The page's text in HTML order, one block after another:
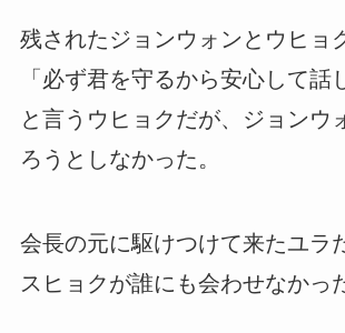
残されたジョンウォンとウヒョ
「必ず君を守るから安心して話
と言うウヒョクだが、ジョンウ
ろうとしなかった。
会長の元に駆けつけて来たユラ
スヒョクが誰にも会わせなかっ